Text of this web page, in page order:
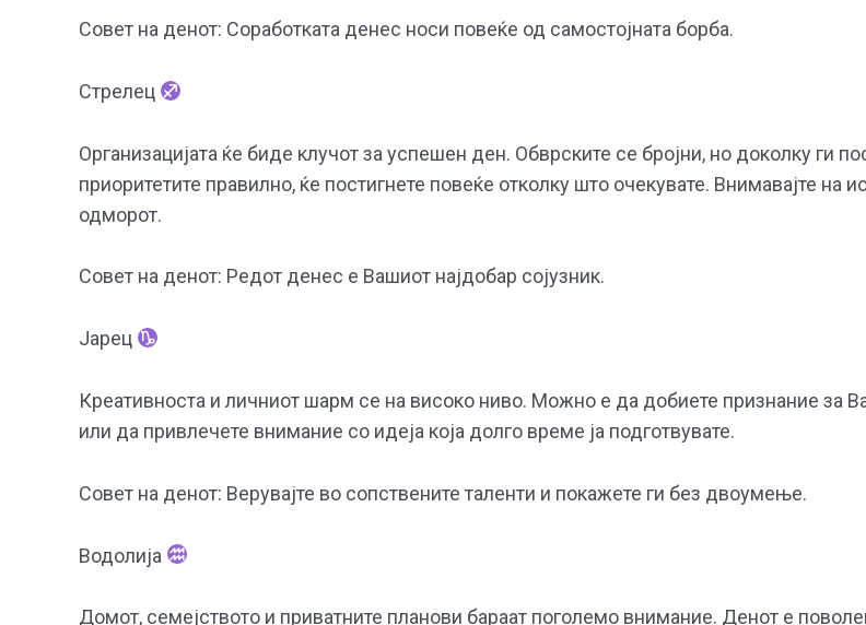
Совет на денот: Соработката денес носи повеќе од самостојната борба.
Стрелец
Организацијата ќе биде клучот за успешен ден. Обврските се бројни, но доколку ги
приоритетите правилно, ќе постигнете повеќе отколку што очекувате. Внимавајте на
одморот.
Совет на денот: Редот денес е Вашиот најдобар сојузник.
Јарец
Креативноста и личниот шарм се на високо ниво. Можно е да добиете признание за
или да привлечете внимание со идеја која долго време ја подготвувате.
Совет на денот: Верувајте во сопствените таленти и покажете ги без двоумење.
Водолија
Домот, семејството и приватните планови бараат поголемо внимание. Денот е